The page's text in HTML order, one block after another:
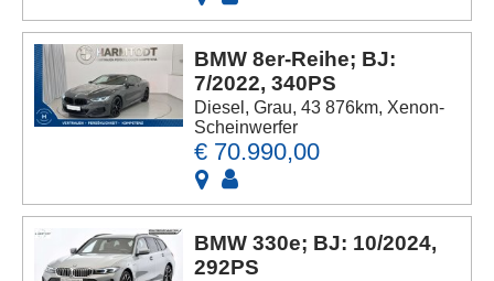
BMW 8er-Reihe; BJ:
7/2022, 340PS
Diesel, Grau, 43 876km, Xenon-
Scheinwerfer
€ 70.990,00
BMW 330e; BJ: 10/2024,
292PS